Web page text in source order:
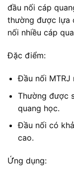
đầu nối cáp
thường được lựa
nối nhiều cáp
Đặc điểm:
Đầu nối MTRJ
Thường được
quang học.
Đầu nối có
cao.
Ứng dụng: